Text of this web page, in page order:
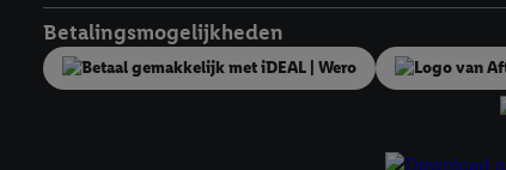
Betalingsmogelijkheden
Door op "Akkoord"
inclusief over de
trekken, vind je in
over de cookies